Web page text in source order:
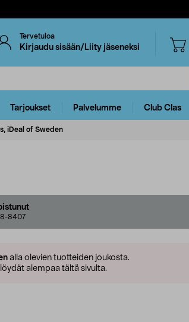
Tervetuloa
Kirjaudu sisään/Liity jäseneksi
Tarjoukset Palvelumme Club Clas
iDeal of Sweden
8407
alla olevien tuotteiden joukosta.
alempaa tältä sivulta.